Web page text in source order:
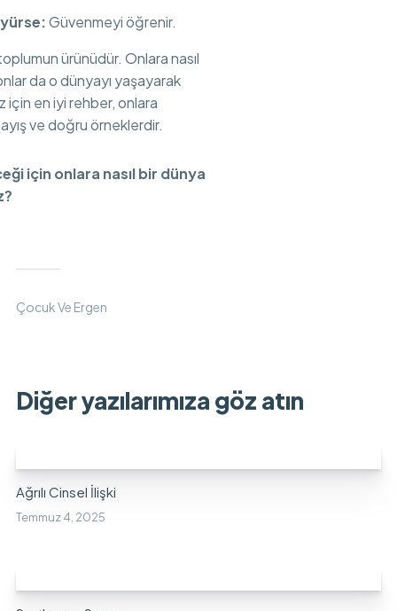
Güvenmeyi öğrenir.
ürünüdür. Onlara nasıl
da o dünyayı yaşayarak
için en iyi rehber, onlara
ve doğru örneklerdir.
için onlara nasıl bir dünya
Çocuk Ve Ergen
Diğer yazılarımıza göz atın
Ağrılı Cinsel İlişki
Temmuz 4, 2025